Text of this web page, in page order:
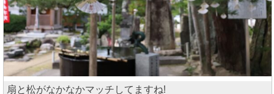
扇と松がなかなかマッチしてますね!